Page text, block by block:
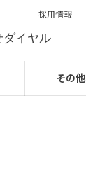
ダイヤル
その他
採用情報